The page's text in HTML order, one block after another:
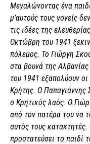
Μεγαλώνοντας ένα
μ’αυτούς τους γονείς
τις ιδέες της
Οκτώβρη του 1941
πόλεμος. Το Γιώργη
στα βουνά της
του 1941 εξαπολύουν
Κρήτης. Ο Παπαγιάννης
ο Κρητικός λαός. Ο
από τον πατέρα του να
αυτός τους
προστατεύσει το